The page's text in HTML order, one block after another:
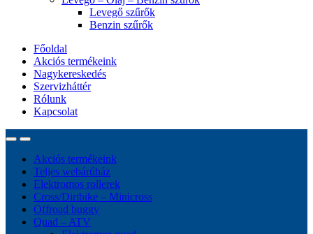
Levegő szűrők
Benzin szűrők
Főoldal
Akciós termékeink
Nagykereskedés
Szervizháttér
Rólunk
Kapcsolat
Akciós termékeink
Teljes webárúház
Elektromos rollerek
Cross/Dirtbike – Minicross
Offroad buggy
Quad – ATV